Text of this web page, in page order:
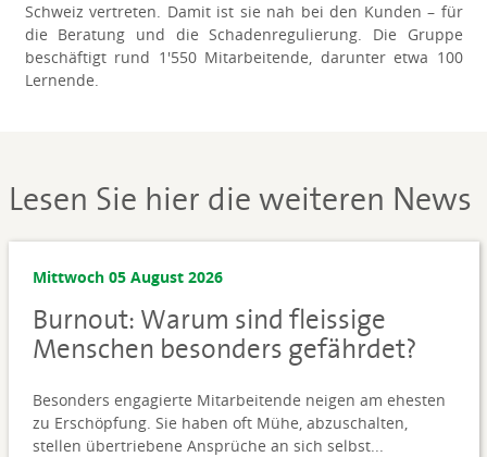
Schweiz vertreten. Damit ist sie nah bei den Kunden – für
die Beratung und die Schadenregulierung. Die Gruppe
beschäftigt rund 1'550 Mitarbeitende, darunter etwa 100
Lernende.
Lesen Sie hier die weiteren News
Mittwoch 05 August 2026
Burnout: Warum sind fleissige
Menschen besonders gefährdet?
Besonders engagierte Mitarbeitende neigen am ehesten
zu Erschöpfung. Sie haben oft Mühe, abzuschalten,
stellen übertriebene Ansprüche an sich selbst...